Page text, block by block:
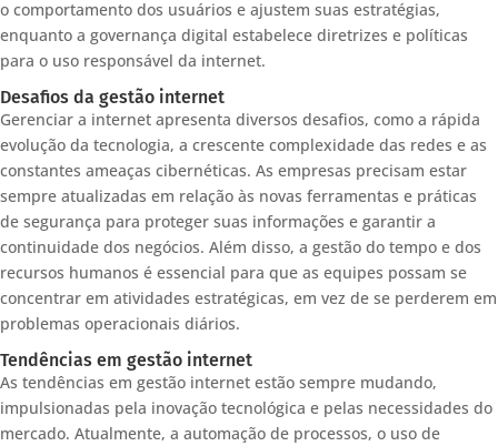
o comportamento dos usuários e ajustem suas estratégias,
enquanto a governança digital estabelece diretrizes e políticas
para o uso responsável da internet.
Desafios da gestão internet
Gerenciar a internet apresenta diversos desafios, como a rápida
evolução da tecnologia, a crescente complexidade das redes e as
constantes ameaças cibernéticas. As empresas precisam estar
sempre atualizadas em relação às novas ferramentas e práticas
de segurança para proteger suas informações e garantir a
continuidade dos negócios. Além disso, a gestão do tempo e dos
recursos humanos é essencial para que as equipes possam se
concentrar em atividades estratégicas, em vez de se perderem em
problemas operacionais diários.
Tendências em gestão internet
As tendências em gestão internet estão sempre mudando,
impulsionadas pela inovação tecnológica e pelas necessidades do
mercado. Atualmente, a automação de processos, o uso de